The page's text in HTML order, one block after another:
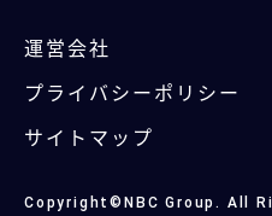
運営会社
プライバシーポリシー
サイトマップ
Copyright©NBC Group. All